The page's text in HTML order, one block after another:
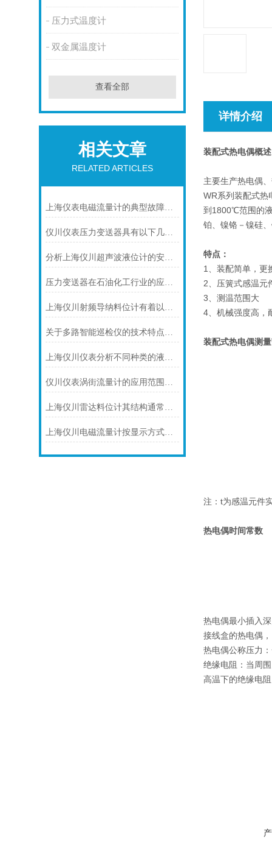
压力式温度计
双金属温度计
查看全部
相关文章
RELATED ARTICLES
上海仪表电磁流量计的典型故障诊断及处理方法
仪川仪表压力变送器具有以下几大技术特点
分析上海仪川超声波液位计的安装原理
压力变送器在石油化工行业的应用说明
上海仪川射频导纳料位计有着以下几大技术特点
关于多路智能巡检仪的技术特点，你怎么看呢？
上海仪川仪表分析不同种类的液位变送器
仪川仪表涡街流量计的应用范围主要包括以下几个方面
上海仪川雷达料位计其结构通常由以下部分组成
上海仪川电磁流量计按显示方式分类
详情介绍
装配式热电偶概述
主要生产热电偶
WR系列装配式热
到1800℃范围的
铂、镍铬－镍硅
特点：
1、装配简单，更
2、压簧式感温元
3、测温范围大
4、机械强度高，
装配式热电偶测
注：t为感温元件
热电偶时间常数
热电偶最小插入
接线盒的热电偶
热电偶公称压力
绝缘电阻：当周
高温下的绝缘电